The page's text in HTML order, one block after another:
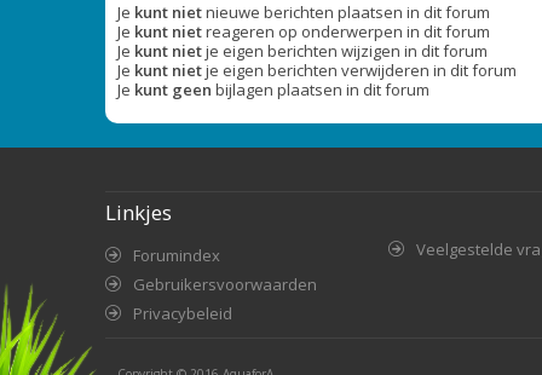
Je kunt nietnieuwe berichten plaatsen in dit forum
Je kunt nietreageren op onderwerpen in dit forum
Je kunt nietje eigen berichten wijzigen in dit forum
Je kunt nietje eigen berichten verwijderen in dit forum
Je kunt geen bijlagen plaatsen in dit forum
Linkjes
Forumindex
Gebruikersvoorwaarden
Privacybeleid
Veelgestelde